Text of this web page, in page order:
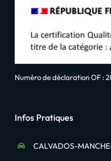
Numéro de déclaration OF :
Infos Pratiques
CALVADOS-